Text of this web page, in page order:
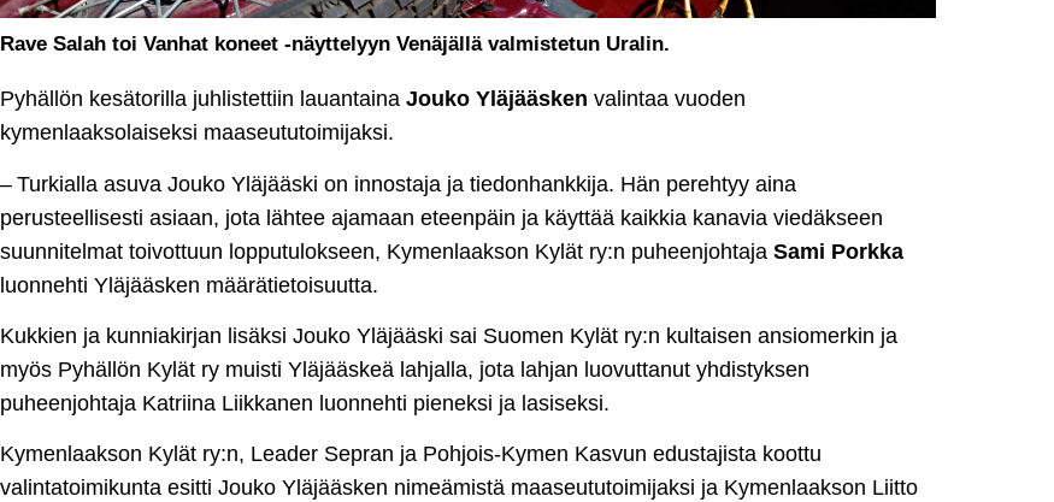
Rave Salah toi Vanhat koneet -näyttelyyn Venäjällä valmistetun Uralin.
Pyhällön kesätorilla juhlistettiin lauantaina Jouko Yläjääsken valintaa vuoden
kymenlaaksolaiseksi maaseututoimijaksi.
– Turkialla asuva Jouko Yläjääski on innostaja ja tiedonhankkija. Hän perehtyy aina
perusteellisesti asiaan, jota lähtee ajamaan eteenpäin ja käyttää kaikkia kanavia viedäkseen
suunnitelmat toivottuun lopputulokseen, Kymenlaakson Kylät ry:n puheenjohtaja Sami Porkka
luonnehti Yläjääsken määrätietoisuutta.
Kukkien ja kunniakirjan lisäksi Jouko Yläjääski sai Suomen Kylät ry:n kultaisen ansiomerkin ja
myös Pyhällön Kylät ry muisti Yläjääskeä lahjalla, jota lahjan luovuttanut yhdistyksen
puheenjohtaja Katriina Liikkanen luonnehti pieneksi ja lasiseksi.
Kymenlaakson Kylät ry:n, Leader Sepran ja Pohjois-Kymen Kasvun edustajista koottu
valintatoimikunta esitti Jouko Yläjääsken nimeämistä maaseututoimijaksi ja Kymenlaakson Liitto